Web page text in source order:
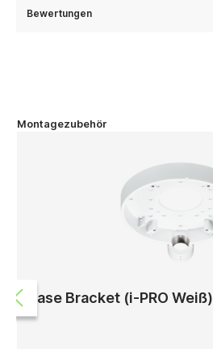
Bewertungen
Montagezubehör
Base Bracket (i-PRO Weiß)